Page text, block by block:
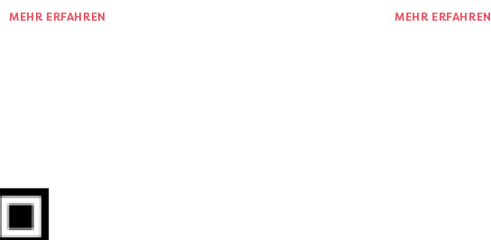
MEHR ERFAHREN MEHR ERFAHREN